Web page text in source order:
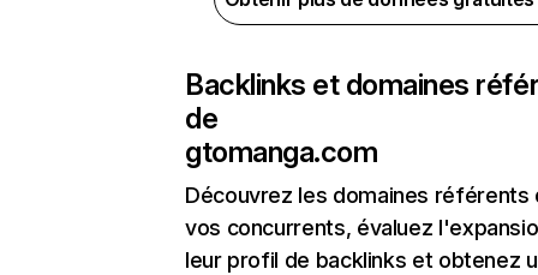
Backlinks et domaines
de
gtomanga.com
Découvrez les domaines référents
vos concurrents, évaluez
leur profil de backlinks et obtenez